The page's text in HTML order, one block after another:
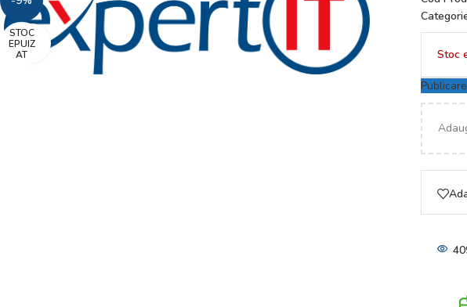
STOC
EPUIZ
AT
Faceți click pentru a mări
Stoc